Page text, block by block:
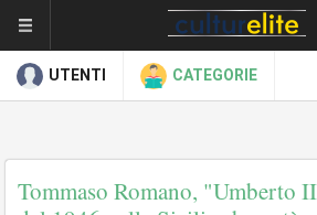
UTENTI CATEGORIE
Tommaso Romano, "Umberto